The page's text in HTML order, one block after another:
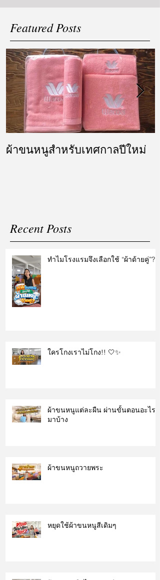
Featured Posts
ผ้าขนหนูสำหรับเทศกาลปีใหม่
Recent Posts
ทำไมโรงแรมจึงเลือกใช้ “ผ้าด้ายคู่”?
ใครโกงเราไม่โกง!! 🤍✨
ผ้าขนหนูแต่ละผืน ผ่านขั้นตอนอะไร
มาบ้าง
ผ้าขนหนูถวายพระ
หยุดใช้ผ้าขนหนูสีเดิมๆ